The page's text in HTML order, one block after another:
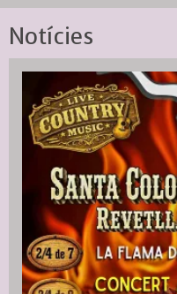
Notícies